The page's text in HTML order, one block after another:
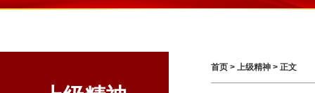
首页 > 上级精神 > 正文